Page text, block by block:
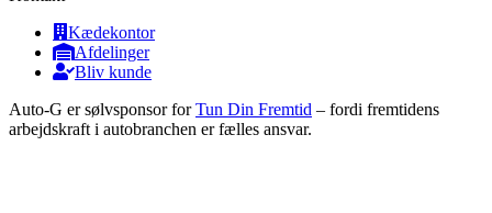
Kædekontor
Afdelinger
Bliv kunde
Auto-G er sølvsponsor forTun Din Fremtid – fordi fremtidens
arbejdskraft i autobranchen er fælles ansvar.